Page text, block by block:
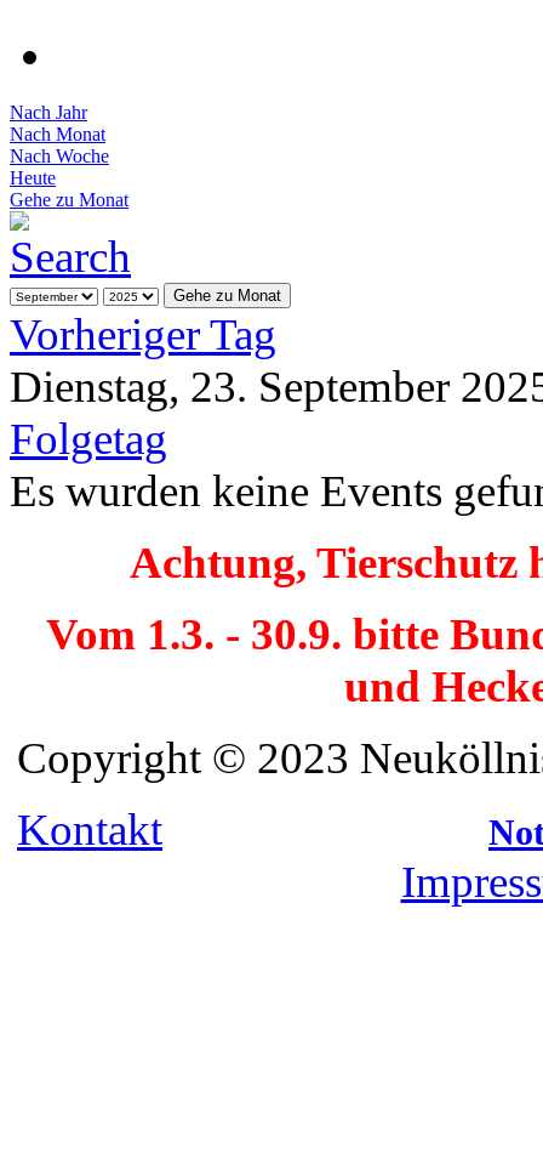
Nach Jahr
Nach Monat
Nach Woche
Heute
Gehe zu Monat
Gehe zu Monat
Vorheriger Tag
Dienstag, 23. September
Folgetag
Es wurden keine Events
Achtung, Tierschutz
Vom 1.3. - 30.9. bitte
und
Copyright © 2023
Kontakt